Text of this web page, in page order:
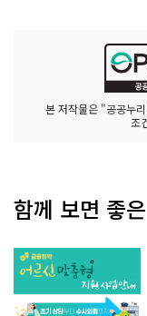
본 저작물은 "공공누
조
함께 보면 좋